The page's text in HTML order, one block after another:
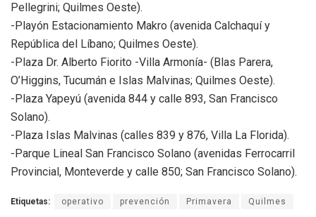
Pellegrini; Quilmes Oeste).
-Playón Estacionamiento Makro (avenida Calchaquí y
República del Líbano; Quilmes Oeste).
-Plaza Dr. Alberto Fiorito -Villa Armonía- (Blas Parera,
O’Higgins, Tucumán e Islas Malvinas; Quilmes Oeste).
-Plaza Yapeyú (avenida 844 y calle 893, San Francisco
Solano).
-Plaza Islas Malvinas (calles 839 y 876, Villa La Florida).
-Parque Lineal San Francisco Solano (avenidas Ferrocarril
Provincial, Monteverde y calle 850; San Francisco Solano).
Etiquetas: operativo prevención Primavera Quilmes